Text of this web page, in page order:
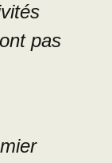
pas